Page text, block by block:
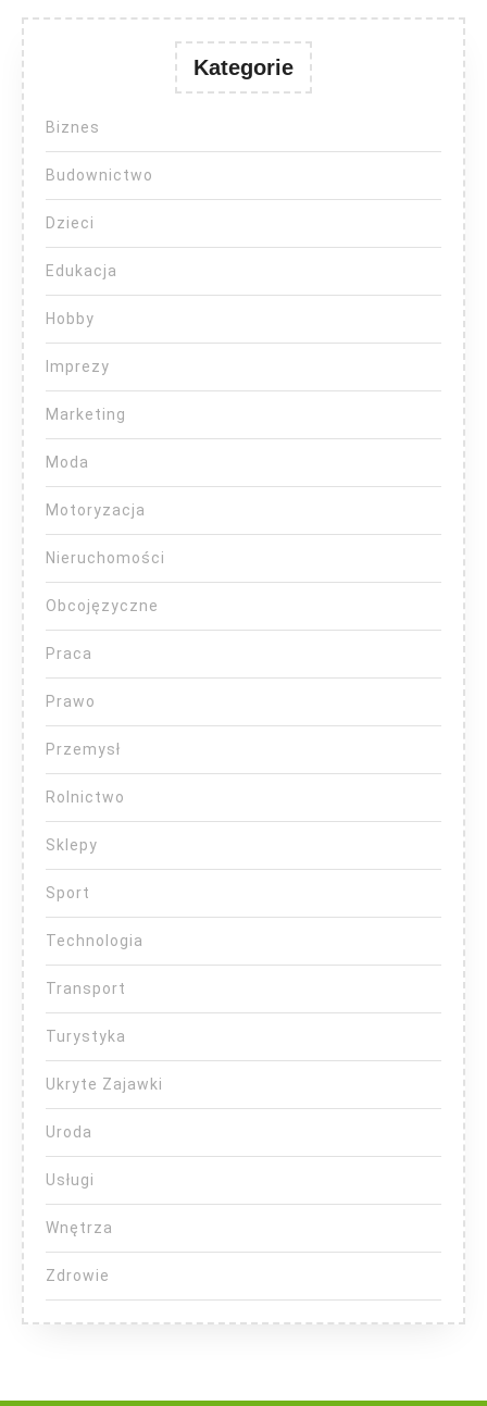
Kategorie
Biznes
Budownictwo
Dzieci
Edukacja
Hobby
Imprezy
Marketing
Moda
Motoryzacja
Nieruchomości
Obcojęzyczne
Praca
Prawo
Przemysł
Rolnictwo
Sklepy
Sport
Technologia
Transport
Turystyka
Ukryte Zajawki
Uroda
Usługi
Wnętrza
Zdrowie